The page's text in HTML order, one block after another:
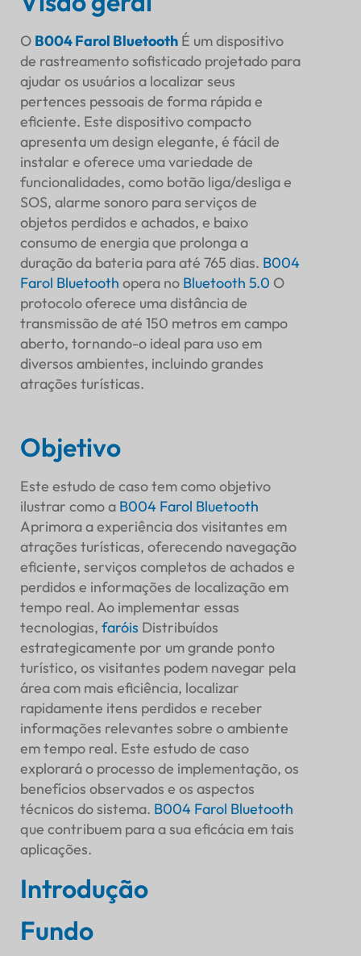
SENSOR
Sumário executivo
Visão geral
Objetivo
Introdução
Estratégia de Implementação
Seleção do local
Plano de Implantação
Solução de rastreamento: B-Mobile
Instalação
Integração com sistemas existentes
Características e funcionalidades
Assistência de navegação
Serviços de achados e perdidos
Informações baseadas em localização
Benefícios e Resultados
Experiência aprimorada para visitantes
Conveniência
Noivado
Eficiência Operacional
Alocação de pessoal
Coleta de Feedback
Desafios e Soluções
Desafios técnicos
Adoção do usuário
Dados e Análises
Análise de visitantes
Métricas de desempenho
Conclusão
O B004 Farol Bluetooth É um dispositivo
de rastreamento sofisticado projetado para
ajudar os usuários a localizar seus
pertences pessoais de forma rápida e
eficiente. Este dispositivo compacto
apresenta um design elegante, é fácil de
instalar e oferece uma variedade de
funcionalidades, como botão liga/desliga e
SOS, alarme sonoro para serviços de
objetos perdidos e achados, e baixo
consumo de energia que prolonga a
duração da bateria para até 765 dias. B004
Farol Bluetooth opera no Bluetooth 5.0 O
protocolo oferece uma distância de
transmissão de até 150 metros em campo
aberto, tornando-o ideal para uso em
diversos ambientes, incluindo grandes
atrações turísticas.
Objetivo
Este estudo de caso tem como objetivo
ilustrar como a B004 Farol Bluetooth
Aprimora a experiência dos visitantes em
atrações turísticas, oferecendo navegação
eficiente, serviços completos de achados e
perdidos e informações de localização em
tempo real. Ao implementar essas
tecnologias, faróis Distribuídos
estrategicamente por um grande ponto
turístico, os visitantes podem navegar pela
área com mais eficiência, localizar
rapidamente itens perdidos e receber
informações relevantes sobre o ambiente
em tempo real. Este estudo de caso
explorará o processo de implementação, os
benefícios observados e os aspectos
técnicos do sistema. B004 Farol Bluetooth
que contribuem para a sua eficácia em tais
aplicações.
Introdução
Fundo